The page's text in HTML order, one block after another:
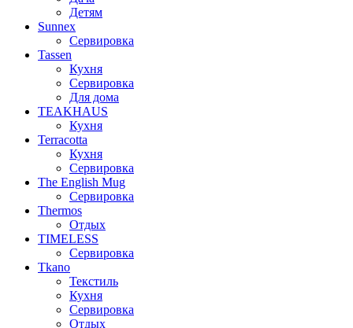
Детям
Sunnex
Сервировка
Tassen
Кухня
Сервировка
Для дома
TEAKHAUS
Кухня
Terracotta
Кухня
Сервировка
The English Mug
Сервировка
Thermos
Отдых
TIMELESS
Сервировка
Tkano
Текстиль
Кухня
Сервировка
Отдых